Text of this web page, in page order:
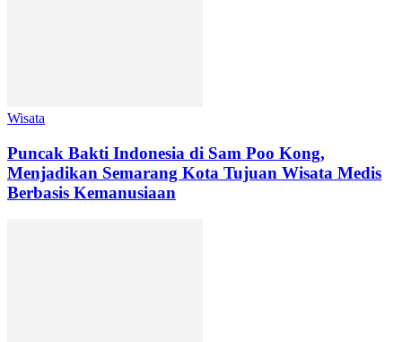
Wisata
Puncak Bakti Indonesia di Sam Poo Kong,
Menjadikan Semarang Kota Tujuan Wisata Medis
Berbasis Kemanusiaan